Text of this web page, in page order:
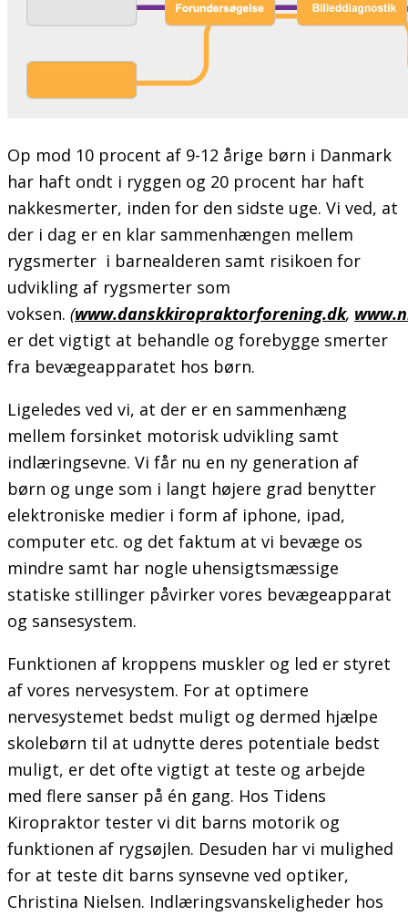
Op mod 10 procent af 9-12 årige børn i Danmark
har haft ondt i ryggen og 20 procent har haft
nakkesmerter, inden for den sidste uge. Vi ved, at
der i dag er en klar sammenhængen mellem
rygsmerter i barnealderen samt risikoen for
udvikling af rygsmerter som
voksen. (www.danskkiropraktorforening.dk,
er det vigtigt at behandle og forebygge smerter
fra bevægeapparatet hos børn.
Ligeledes ved vi, at der er en sammenhæng
mellem forsinket motorisk udvikling samt
indlæringsevne. Vi får nu en ny generation af
børn og unge som i langt højere grad benytter
elektroniske medier i form af iphone, ipad,
computer etc. og det faktum at vi bevæge os
mindre samt har nogle uhensigtsmæssige
statiske stillinger påvirker vores bevægeapparat
og sansesystem.
Funktionen af kroppens muskler og led er styret
af vores nervesystem. For at optimere
nervesystemet bedst muligt og dermed hjælpe
skolebørn til at udnytte deres potentiale bedst
muligt, er det ofte vigtigt at teste og arbejde
med flere sanser på én gang. Hos Tidens
Kiropraktor tester vi dit barns motorik og
funktionen af rygsøjlen. Desuden har vi mulighed
for at teste dit barns synsevne ved optiker,
Christina Nielsen. Indlæringsvanskeligheder hos